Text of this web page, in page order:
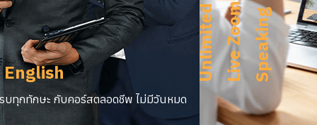
บทุกทักษะ กับคอร์สตลอดชีพ ไม่มีวันหมด
U
n
l
i
m
i
t
e
d
L
i
v
e
Z
o
om
S
p
e
a
k
i
n g